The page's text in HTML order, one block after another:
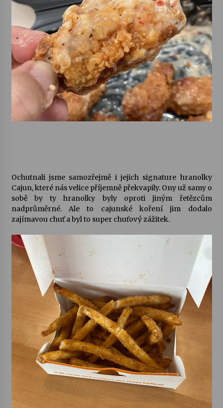
Ochutnali jsme samozřejmě i jejich signature hranolky
Cajun, které nás velice příjemně překvapily. Ony už samy o
sobě by ty hranolky byly oproti jiným řetězcům
nadprůměrné. Ale to cajunské koření jim dodalo
zajímavou chuť a byl to super chuťový zážitek.